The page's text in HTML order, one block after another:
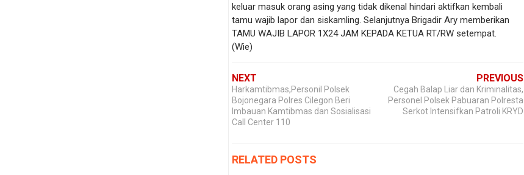
keluar masuk orang asing yang tidak dikenal hindari aktifkan kembali
tamu wajib lapor dan siskamling. Selanjutnya Brigadir Ary memberikan
TAMU WAJIB LAPOR 1X24 JAM KEPADA KETUA RT/RW setempat.
(Wie)
NEXT
Harkamtibmas,Personil Polsek
Bojonegara Polres Cilegon Beri
Imbauan Kamtibmas dan Sosialisasi
Call Center 110
PREVIOUS
Cegah Balap Liar dan Kriminalitas,
Personel Polsek Pabuaran Polresta
Serkot Intensifkan Patroli KRYD
RELATED POSTS